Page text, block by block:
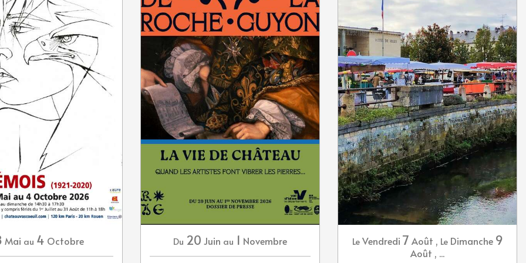
Mai au 4 Octobre Du 20 Juin au 1 Novembre Le Vendredi 7 Août , Le Dimanche 9
Août , ...